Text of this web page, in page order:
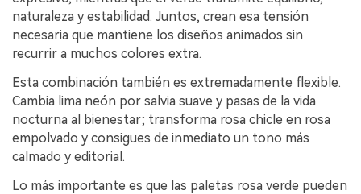
naturaleza y estabilidad. Juntos, crean esa tensión
necesaria que mantiene los diseños animados sin
recurrir a muchos colores extra.
Esta combinación también es extremadamente flexible.
Cambia lima neón por salvia suave y pasas de la vida
nocturna al bienestar; transforma rosa chicle en rosa
empolvado y consigues de inmediato un tono más
calmado y editorial.
Lo más importante es que las paletas rosa verde pueden